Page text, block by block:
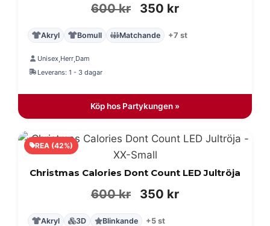
600kr
Det
ursprungliga
priset
350 krDet
Akryl Bomull Matchande +7 st
Unisex Herr Dam
Leverans: 1 - 3 dagar
Köp hos Partykungen »
REA (42%)
Christmas Calories Dont Count LED Jultröja
600kr
Det
ursprungliga
350 krDet
Akryl 3D Blinkande +5 st